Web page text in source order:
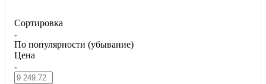
Сортировка
По популярности (убывание)
Цена